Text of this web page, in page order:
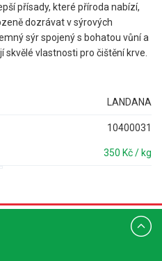
přísady, které příroda nabízí,
dozrávat v sýrových
sýr spojený s bohatou vůní a
skvělé vlastnosti pro čištění krve.
LANDANA
10400031
350 Kč / kg